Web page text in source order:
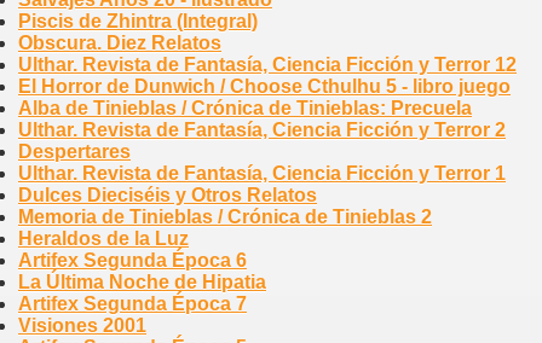
Piscis de Zhintra (Integral)
Obscura. Diez Relatos
Ulthar. Revista de Fantasía, Ciencia Ficción y Terror 12
El Horror de Dunwich / Choose Cthulhu 5 - libro juego
Alba de Tinieblas / Crónica de Tinieblas: Precuela
Ulthar. Revista de Fantasía, Ciencia Ficción y Terror 2
Despertares
Ulthar. Revista de Fantasía, Ciencia Ficción y Terror 1
Dulces Dieciséis y Otros Relatos
Memoria de Tinieblas / Crónica de Tinieblas 2
Heraldos de la Luz
Artifex Segunda Época 6
La Última Noche de Hipatia
Artifex Segunda Época 7
Visiones 2001